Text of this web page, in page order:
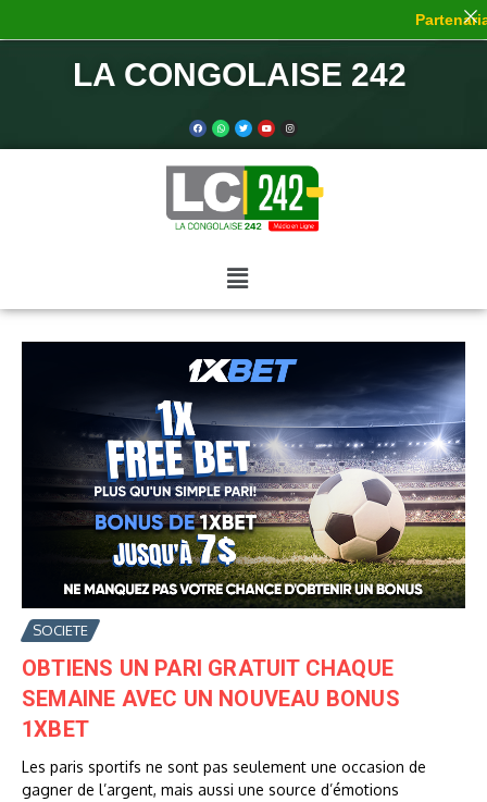
LA CONGOLAISE 242
SOCIETE
OBTIENS UN PARI GRATUIT CHAQUE
SEMAINE AVEC UN NOUVEAU BONUS
1XBET
Les paris sportifs ne sont pas seulement une occasion de
gagner de l’argent, mais aussi une source d’émotions